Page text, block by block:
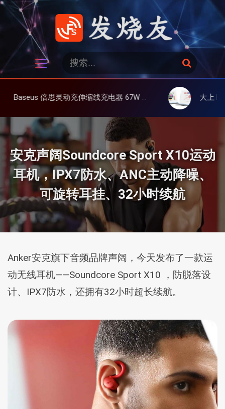
跳
发烧友
：
搜
索
器 67W 3C，超耐用可伸缩线、氮化镓、3C多设备同时充 大上 Paperlike 13K 彩屏版显示屏，
安克声阔Soundcore Sport X10运动
耳机，IPX7防水、ANC主动降噪、
可旋转耳挂、32小时续航
Anker安克旗下音频品牌声阔，今天发布了一款运
动无线耳机——Soundcore Sport X10 ，防脱落设
计、IPX7防水，还拥有32小时超长续航。